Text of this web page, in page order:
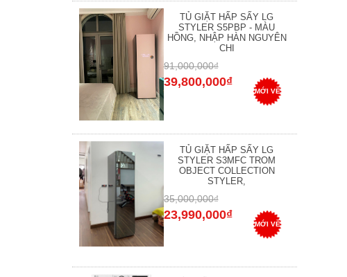
TỦ GIẶT HẤP SẤY LG
STYLER S5PBP - MÀU
HỒNG, NHẬP HÀN NGUYÊN
CHI
91,000,000₫
39,800,000₫
MỚI VỀ
TỦ GIẶT HẤP SẤY LG
STYLER S3MFC TROM
OBJECT COLLECTION
STYLER,
35,000,000₫
23,990,000₫
MỚI VỀ